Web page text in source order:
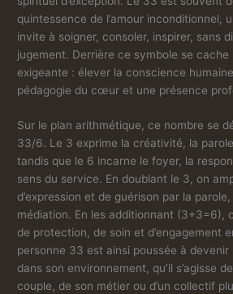
quintessence de l’amour inconditionnel,
invite à soigner, consoler, inspirer, sans
jugement. Derrière ce symbole se cache
exigeante : élever la conscience humaine
pédagogie du cœur et une présence
Sur le plan arithmétique, ce nombre se
33/6. Le 3 exprime la créativité, la
tandis que le 6 incarne le foyer, la
sens du service. En doublant le 3, on
d’expression et de guérison par la parole,
médiation. En les additionnant (3+3=6),
de protection, de soin et d’engagement
personne 33 est ainsi poussée à devenir
dans son environnement, qu’il s’agisse
couple, de son métier ou d’un collectif